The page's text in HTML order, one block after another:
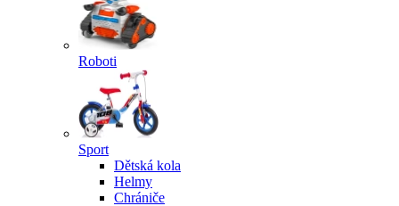
Roboti
Sport
Dětská kola
Helmy
Chrániče